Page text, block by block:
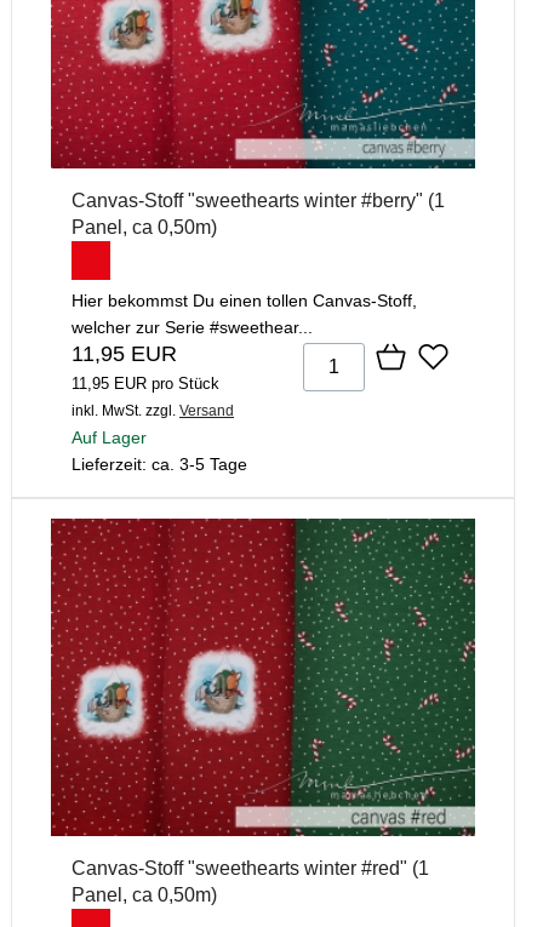
Canvas-Stoff "sweethearts winter #berry" (1
Panel, ca 0,50m)
Hier bekommst Du einen tollen Canvas-Stoff,
welcher zur Serie #sweethear...
11,95 EUR
11,95 EUR pro Stück
inkl. MwSt. zzgl. Versand
Auf Lager
Lieferzeit: ca. 3-5 Tage
Canvas-Stoff "sweethearts winter #red" (1
Panel, ca 0,50m)